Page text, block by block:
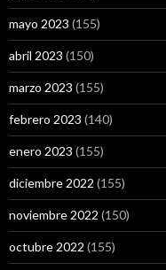
mayo 2023 (155)
abril 2023 (150)
marzo 2023 (155)
febrero 2023 (140)
enero 2023 (155)
diciembre 2022 (155)
noviembre 2022 (150)
octubre 2022 (155)